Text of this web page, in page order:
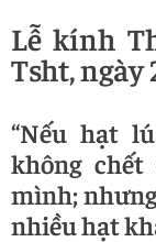
Lễ kính
Tsht, ngày
“Nếu hạt
không
mình;
nhiều hạt